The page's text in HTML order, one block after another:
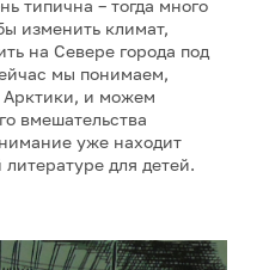
типична – тогда много
изменить климат,
на Севере города под
мы понимаем,
Арктики, и можем
вмешательства
уже находит
для детей.